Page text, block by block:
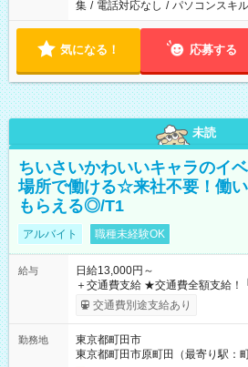
集 / 電話対応なし / パソコンスキ
気になる！ 応募する
未読
ちいさいかわいいキャラのイ
場所で働ける☆来社不要！働
もらえる◎/T1
アルバイト 職種未経験OK
給与
日給13,000円～
＋交通費支給 ★交通費全額支給！ ┗案件により規定あり ★日払
いOK！（規定あり） ┗働いたそ
ンビニATMから 日払い分を引き落とせます！
交通費別途支給あり
勤務地
東京都町田市
東京都町田市原町田（最寄り駅：町